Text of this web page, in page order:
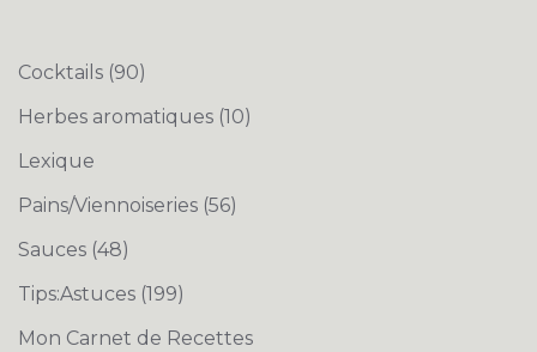
Cocktails (90)
Herbes aromatiques (10)
Lexique
Pains/Viennoiseries (56)
Sauces (48)
Tips:Astuces (199)
Mon Carnet de Recettes